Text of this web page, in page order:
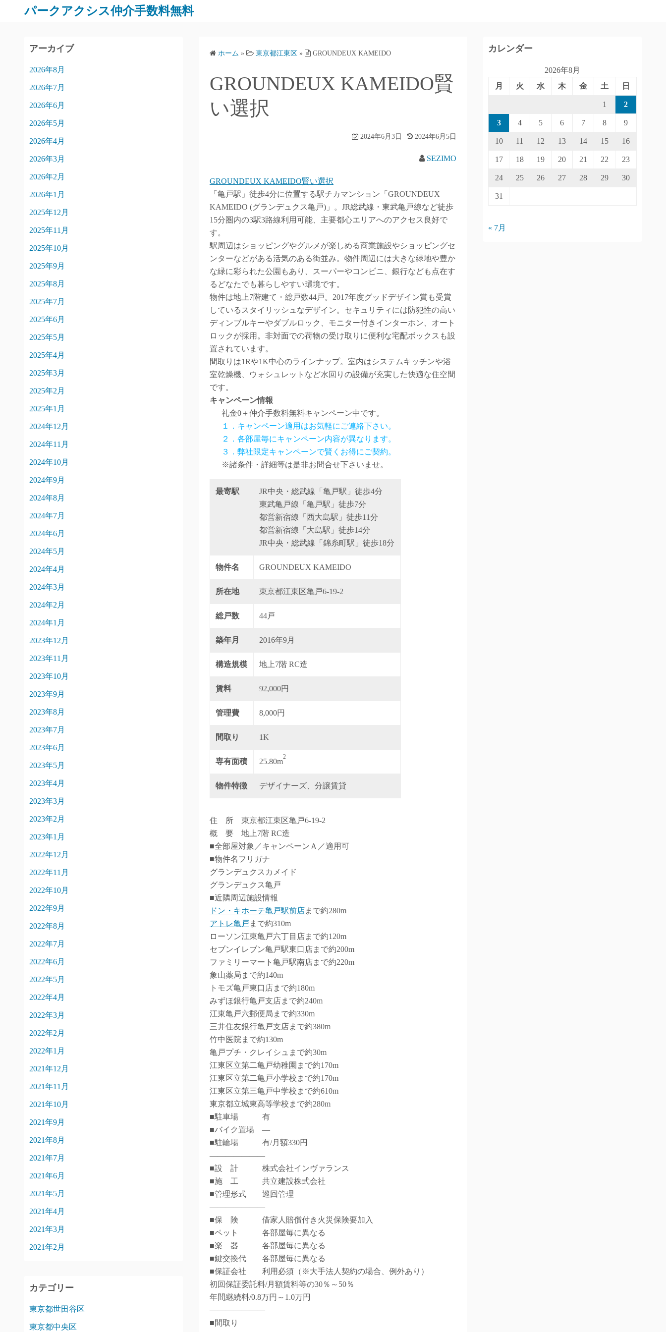
パークアクシス仲介手数料無料
ホーム » 東京都江東区 » GROUNDEUX KAMEIDO
GROUNDEUX KAMEIDO賢
い選択
2024年6月3日 2024年6月5日
SEZIMO
GROUNDEUX KAMEIDO賢い選択
「亀戸駅」徒歩4分に位置する駅チカマンション「GROUNDEUX
KAMEIDO (グランデュクス亀戸)」。JR総武線・東武亀戸線など徒歩
15分圏内の3駅3路線利用可能、主要都心エリアへのアクセス良好で
す。
駅周辺はショッピングやグルメが楽しめる商業施設やショッピングセ
ンターなどがある活気のある街並み。物件周辺には大きな緑地や豊か
な緑に彩られた公園もあり、スーパーやコンビニ、銀行なども点在す
るどなたでも暮らしやすい環境です。
物件は地上7階建て・総戸数44戸。2017年度グッドデザイン賞も受賞
しているスタイリッシュなデザイン。セキュリティには防犯性の高い
ディンブルキーやダブルロック、モニター付きインターホン、オート
ロックが採用。非対面での荷物の受け取りに便利な宅配ボックスも設
置されています。
間取りは1Rや1K中心のラインナップ。室内はシステムキッチンや浴
室乾燥機、ウォシュレットなど水回りの設備が充実した快適な住空間
です。
キャンペーン情報
礼金0 ＋仲介手数料無料キャンペーン中です。
１．キャンペーン適用はお気軽にご連絡下さい。
２．各部屋毎にキャンペーン内容が異なります。
３．弊社限定キャンペーンで賢くお得にご契約。
※諸条件・詳細等は是非お問合せ下さいませ。
最寄駅
JR中央・総武線「亀戸駅」徒歩4分
東武亀戸線「亀戸駅」徒歩7分
都営新宿線「西大島駅」徒歩11分
都営新宿線「大島駅」徒歩14分
JR中央・総武線「錦糸町駅」徒歩18分
物件名 GROUNDEUX KAMEIDO
所在地 東京都江東区亀戸6-19-2
総戸数 44戸
築年月 2016年9月
構造規模 地上7階 RC造
賃料 92,000円
管理費 8,000円
間取り 1K
専有面積 25.80m
2
物件特徴 デザイナーズ、分譲賃貸
住 所 東京都江東区亀戸6-19-2
概 要 地上7階 RC造
■全部屋対象／キャンペーンＡ／適用可
■物件名フリガナ
グランデュクスカメイド
グランデュクス亀戸
■近隣周辺施設情報
ドン・キホーテ亀戸駅前店まで約280m
アトレ亀戸 まで約310m
ローソン江東亀戸六丁目店まで約120m
セブンイレブン亀戸駅東口店まで約200m
ファミリーマート亀戸駅南店まで約220m
象山薬局まで約140m
トモズ亀戸東口店まで約180m
みずほ銀行亀戸支店まで約240m
江東亀戸六郵便局まで約330m
三井住友銀行亀戸支店まで約380m
竹中医院まで約130m
亀戸プチ・クレイシュまで約30m
江東区立第二亀戸幼稚園まで約170m
江東区立第二亀戸小学校まで約170m
江東区立第三亀戸中学校まで約610m
東京都立城東高等学校まで約280m
■駐車場 有
■バイク置場 ―
■駐輪場 有/月額330円
―――――――
■設 計 株式会社インヴァランス
■施 工 共立建設株式会社
■管理形式 巡回管理
―――――――
■保 険 借家人賠償付き火災保険要加入
■ペット 各部屋毎に異なる
■楽 器 各部屋毎に異なる
■鍵交換代 各部屋毎に異なる
■保証会社 利用必須（※大手法人契約の場合、例外あり）
初回保証委託料/月額賃料等の30％～50％
年間継続料/0.8万円～1.0万円
―――――――
■間取り
アーカイブ
2026年8月
2026年7月
2026年6月
2026年5月
2026年4月
2026年3月
2026年2月
2026年1月
2025年12月
2025年11月
2025年10月
2025年9月
2025年8月
2025年7月
2025年6月
2025年5月
2025年4月
2025年3月
2025年2月
2025年1月
2024年12月
2024年11月
2024年10月
2024年9月
2024年8月
2024年7月
2024年6月
2024年5月
2024年4月
2024年3月
2024年2月
2024年1月
2023年12月
2023年11月
2023年10月
2023年9月
2023年8月
2023年7月
2023年6月
2023年5月
2023年4月
2023年3月
2023年2月
2023年1月
2022年12月
2022年11月
2022年10月
2022年9月
2022年8月
2022年7月
2022年6月
2022年5月
2022年4月
2022年3月
2022年2月
2022年1月
2021年12月
2021年11月
2021年10月
2021年9月
2021年8月
2021年7月
2021年6月
2021年5月
2021年4月
2021年3月
2021年2月
カテゴリー
東京都世田谷区
東京都中央区
カレンダー
2026年8月
月
火 水 木 金 土 日
1 2
3 4 5 6 7 8 9
10 11 12 13 14 15 16
17 18 19 20 21 22 23
24 25 26 27 28 29 30
31
« 7月